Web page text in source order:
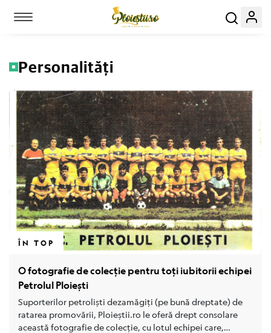
Toggle navigation
Personalități
ÎN TOP
O fotografie de colecție pentru toți iubitorii echipei
Petrolul Ploiești
Suporterilor petroliști dezamăgiți (pe bună dreptate) de
ratarea promovării, Ploieștii.ro le oferă drept consolare
această fotografie de colecție, cu lotul echipei care,
Link-uri utile:
Evenimente
Locuri
Servicii
Poveștile orașului
Despre noi